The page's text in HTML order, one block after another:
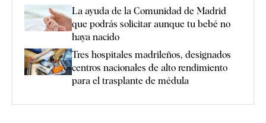
La ayuda de la Comunidad de Madrid
que podrás solicitar aunque tu bebé no
haya nacido
Tres hospitales madrileños, designados
centros nacionales de alto rendimiento
para el trasplante de médula